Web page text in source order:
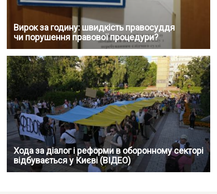
Вирок за годину: швидкість правосуддя
чи порушення правової процедури?
Хода за діалог і реформи в оборонному секторі
відбувається у Києві (ВІДЕО)